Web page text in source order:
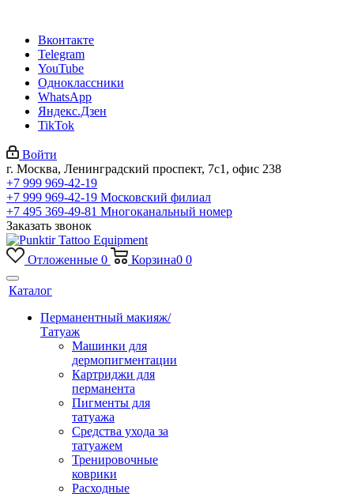
Вконтакте
Telegram
YouTube
Одноклассники
WhatsApp
Яндекс.Дзен
TikTok
Войти
г. Москва, Ленинградский проспект, 7с1, офис 238
+7 999 969-42-19
+7 999 969-42-19 Московский филиал
+7 495 369-49-81 Многоканальный номер
Заказать звонок
Отложенные 0 Корзина0 0
Каталог
Перманентный макияж/
Татуаж
Машинки для
дермопигментации
Картриджи для
перманента
Пигменты для
татуажа
Средства ухода за
татуажем
Тренировочные
коврики
Расходные